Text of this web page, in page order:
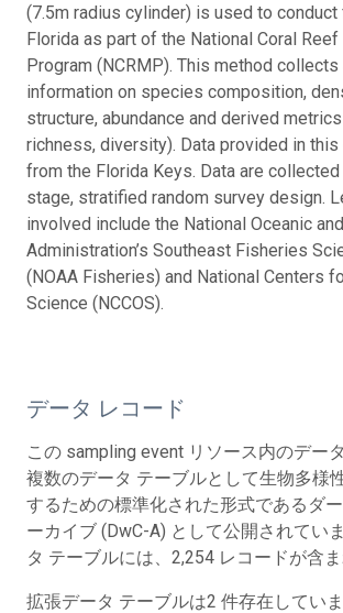
(7.5m radius cylinder) is used to
Florida as part of the National Coral
Program (NCRMP). This method
information on species composition,
structure, abundance and derived
richness, diversity). Data provided in this
from the Florida Keys. Data are
stage, stratified random survey design.
involved include the National Oceanic
Administration’s Southeast Fisheries
(NOAA Fisheries) and National Centers
Science (NCCOS).
データ レコード
この sampling event リソース内のデー
複数のデータ テーブルとして生物多様
するための標準化された形式であるダ
ーカイブ (DwC-A) として公開されてい
タ テーブルには、2,254 レコードが含ま
拡張データ テーブルは2 件存在してい